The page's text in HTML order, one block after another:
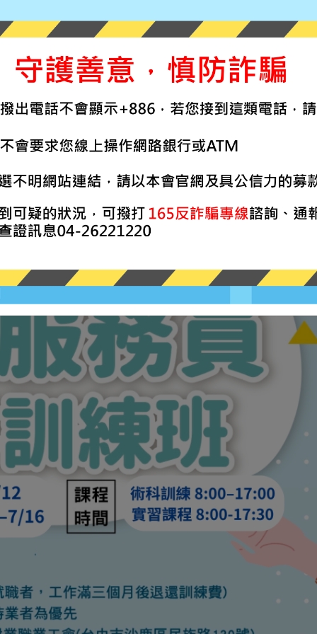
s/W0oWv
能改變、能累積價值」的專業，這一班，真的很適合你